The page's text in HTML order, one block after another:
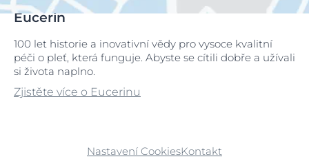
Eucerin
100 let historie a inovativní vědy pro vysoce kvalitní
péči o pleť, která funguje. Abyste se cítili dobře a užívali
si života naplno.
Zjistěte více o Eucerinu
Nastavení CookiesKontakt